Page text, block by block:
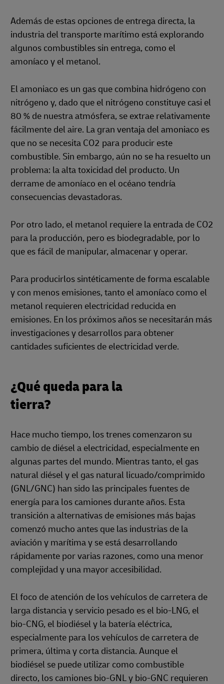
Además de estas opciones de entrega directa, la
industria del transporte marítimo está explorando
algunos combustibles sin entrega, como el
amoníaco y el metanol.
El amoniaco es un gas que combina hidrógeno con
nitrógeno y, dado que el nitrógeno constituye casi el
80 % de nuestra atmósfera, se extrae relativamente
fácilmente del aire. La gran ventaja del amoniaco es
que no se necesita CO2 para producir este
combustible. Sin embargo, aún no se ha resuelto un
problema: la alta toxicidad del producto. Un
derrame de amoníaco en el océano tendría
consecuencias devastadoras.
Por otro lado, el metanol requiere la entrada de CO2
para la producción, pero es biodegradable, por lo
que es fácil de manipular, almacenar y operar.
Para producirlos sintéticamente de forma escalable
y con menos emisiones, tanto el amoníaco como el
metanol requieren electricidad reducida en
emisiones. En los próximos años se necesitarán más
investigaciones y desarrollos para obtener
cantidades suficientes de electricidad verde.
¿Qué queda para la
tierra?
Hace mucho tiempo, los trenes comenzaron su
cambio de diésel a electricidad, especialmente en
algunas partes del mundo. Mientras tanto, el gas
natural diésel y el gas natural licuado/comprimido
(GNL/GNC) han sido las principales fuentes de
energía para los camiones durante años. Esta
transición a alternativas de emisiones más bajas
comenzó mucho antes que las industrias de la
aviación y marítima y se está desarrollando
rápidamente por varias razones, como una menor
complejidad y una mayor accesibilidad.
El foco de atención de los vehículos de carretera de
larga distancia y servicio pesado es el bio-LNG, el
bio-CNG, el biodiésel y la batería eléctrica,
especialmente para los vehículos de carretera de
primera, última y corta distancia. Aunque el
biodiésel se puede utilizar como combustible
directo, los camiones bio-GNL y bio-GNC requieren